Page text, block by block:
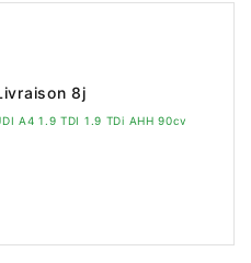
8j
A4 1.9 TDI 1.9 TDi AHH 90cv